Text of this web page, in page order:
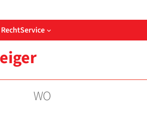
Service
WO